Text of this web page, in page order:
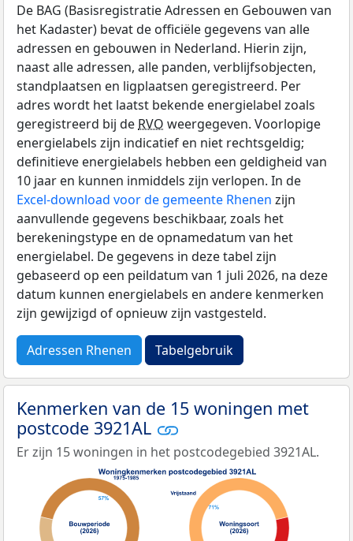
De BAG (Basisregistratie Adressen en Gebouwen van
het Kadaster) bevat de officiële gegevens van alle
adressen en gebouwen in Nederland. Hierin zijn,
naast alle adressen, alle panden, verblijfsobjecten,
standplaatsen en ligplaatsen geregistreerd. Per
adres wordt het laatst bekende energielabel zoals
geregistreerd bij de RVO weergegeven. Voorlopige
energielabels zijn indicatief en niet rechtsgeldig;
definitieve energielabels hebben een geldigheid van
10 jaar en kunnen inmiddels zijn verlopen. In de
Excel-download voor de gemeente Rhenen zijn
aanvullende gegevens beschikbaar, zoals het
berekeningstype en de opnamedatum van het
energielabel. De gegevens in deze tabel zijn
gebaseerd op een peildatum van 1 juli 2026, na deze
datum kunnen energielabels en andere kenmerken
zijn gewijzigd of opnieuw zijn vastgesteld.
Adressen Rhenen Tabelgebruik
Kenmerken van de 15 woningen met
postcode 3921AL
Er zijn 15 woningen in het postcodegebied 3921AL.